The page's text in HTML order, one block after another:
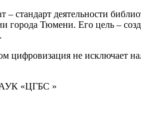
стандарт деятельности
Тюмени. Его цель –
цифровизация не исключает
«ЦГБС »